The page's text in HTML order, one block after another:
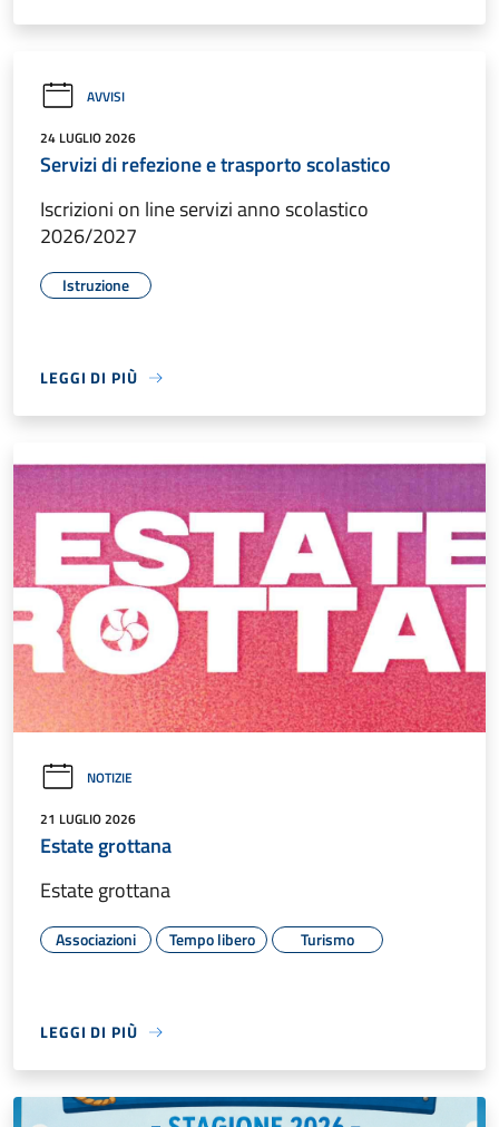
AVVISI
24 LUGLIO 2026
Servizi di refezione e trasporto scolastico
Iscrizioni on line servizi anno scolastico
2026/2027
Istruzione
LEGGI DI PIÙ
NOTIZIE
21 LUGLIO 2026
Estate grottana
Estate grottana
Associazioni Tempo libero Turismo
LEGGI DI PIÙ